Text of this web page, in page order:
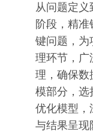
从问题定义
阶段，精
键问题，为
理环节，广
理，确保数
模部分，选
优化模型，
与结果呈现